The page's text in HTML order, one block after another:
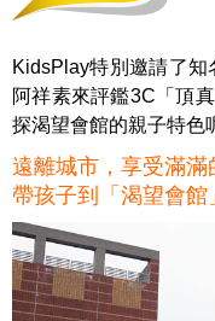
KidsPlay特別邀請了
阿祥素來評鑑3C「頂
探渴望會館的親子特色
遠離城市，享受滿滿
帶孩子到「渴望會館